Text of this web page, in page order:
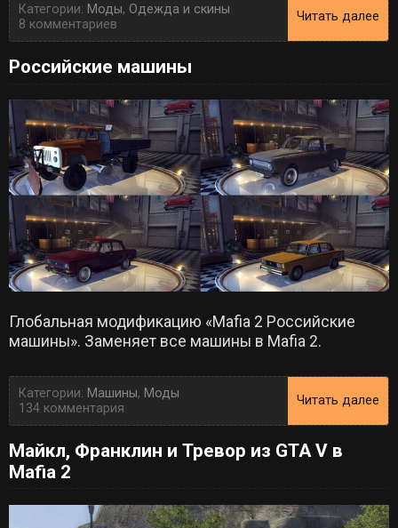
Категории: Моды, Одежда и скины
8 комментариев
Читать далее
Российские машины
Глобальная модификацию «Mafia 2 Российские
машины». Заменяет все машины в Mafia 2.
Категории: Машины, Моды
134 комментария
Читать далее
Майкл, Франклин и Тревор из GTA V в
Mafia 2